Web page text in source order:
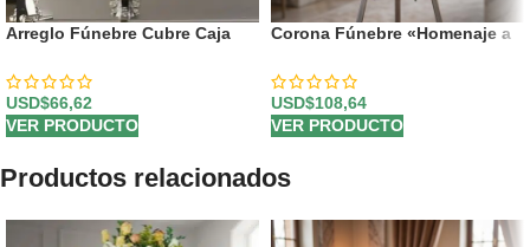
Arreglo Fúnebre Cubre Caja
USD$66,62
VER PRODUCTO
Corona Fúnebre «Homenaje a
🕊️
USD$108,64
VER PRODUCTO
Productos relacionados